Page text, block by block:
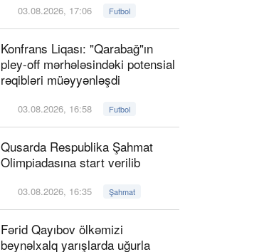
03.08.2026, 17:06 Futbol
Konfrans Liqası: "Qarabağ"ın
pley-off mərhələsindəki potensial
rəqibləri müəyyənləşdi
03.08.2026, 16:58 Futbol
Qusarda Respublika Şahmat
Olimpiadasına start verilib
03.08.2026, 16:35 Şahmat
Fərid Qayıbov ölkəmizi
beynəlxalq yarışlarda uğurla